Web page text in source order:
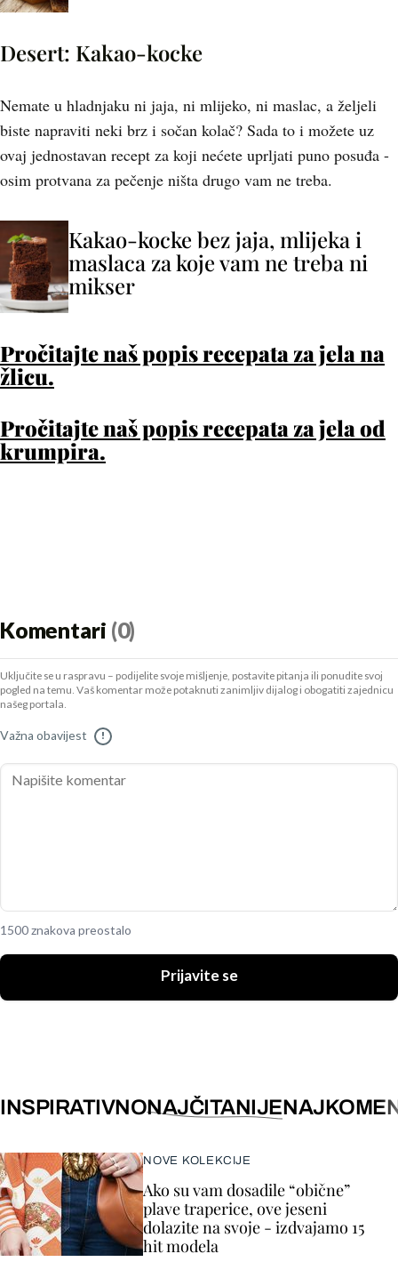
Desert: Kakao-kocke
Nemate u hladnjaku ni jaja, ni mlijeko, ni maslac, a željeli
biste napraviti neki brz i sočan kolač? Sada to i možete uz
ovaj jednostavan recept za koji nećete uprljati puno posuđa -
osim protvana za pečenje ništa drugo vam ne treba.
Kakao-kocke bez jaja, mlijeka i
maslaca za koje vam ne treba ni
mikser
Pročitajte naš popis recepata za jela na
žlicu.
Pročitajte naš popis recepata za jela od
krumpira.
Komentari (0)
Uključite se u raspravu – podijelite svoje mišljenje, postavite pitanja ili ponudite svoj
pogled na temu. Vaš komentar može potaknuti zanimljiv dijalog i obogatiti zajednicu
našeg portala.
Važna obavijest !
1500 znakova preostalo
Prijavite se
INSPIRATIVNONAJČITANIJE
NOVE KOLEKCIJE
Ako su vam dosadile “obične”
plave traperice, ove jeseni
dolazite na svoje - izdvajamo 15
hit modela